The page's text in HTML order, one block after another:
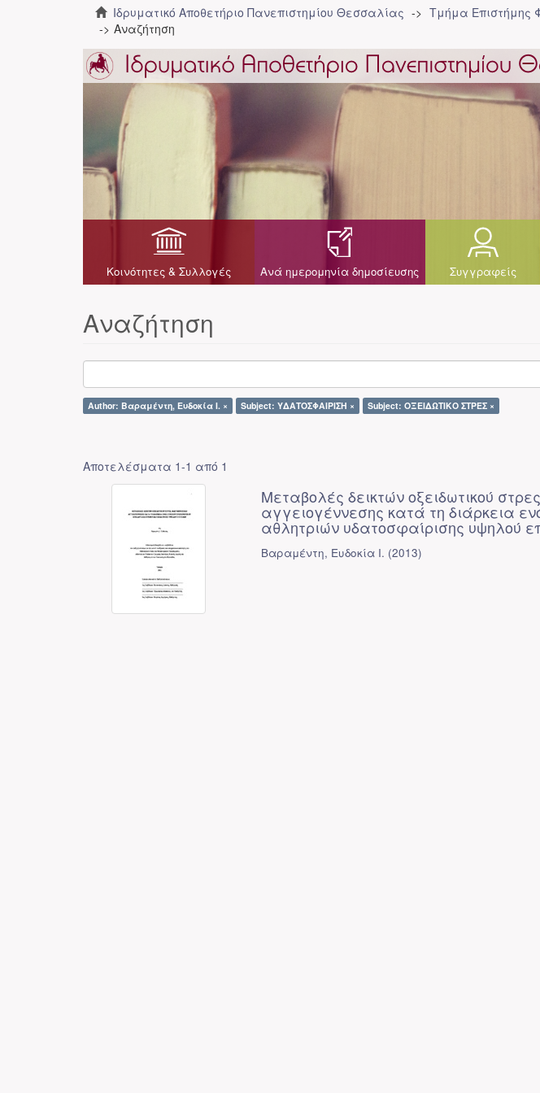
Ιδρυματικό Αποθετήριο Πανεπιστημίου Θεσσαλίας Τμήμα Επιστήμης
Αναζήτηση
Κοινότητες & Συλλογές Ανά ημερομηνία δημοσίευσης Συγγραφείς
Αναζήτηση
Author: Βαραμέντη, Ευδοκία Ι. × Subject: ΥΔΑΤΟΣΦΑΙΡΙΣΗ × Subject: ΟΞΕΙΔΩΤΙΚΟ ΣΤΡΕΣ ×
Αποτελέσματα 1-1 από 1
Μεταβολές δεικτών οξειδωτικού
αγγειογέννεσης κατά τη διάρκεια
αθλητριών υδατοσφαίρισης υψηλού
Βαραμέντη, Ευδοκία Ι. (2013)